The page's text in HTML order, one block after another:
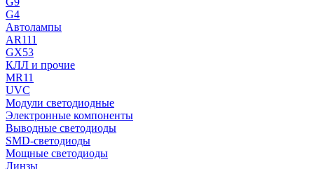
G4
Автолампы
AR111
GX53
КЛЛ и прочие
MR11
UVC
Модули светодиодные
Электронные компоненты
Выводные светодиоды
SMD-светодиоды
Мощные светодиоды
Линзы